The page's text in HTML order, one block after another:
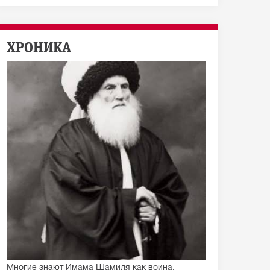
ХРОНИКА
Многие знают Имама Шамиля как воина,